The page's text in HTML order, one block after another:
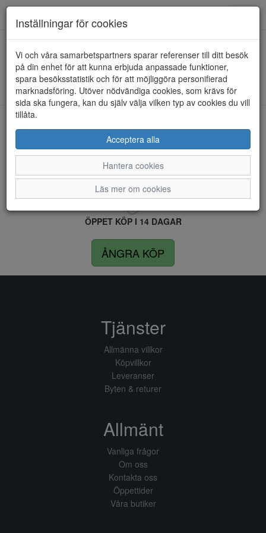
HEM RIEKER SPORT
Kunde inte hitta några artiklar...
LEVERANS INOM 4 DAGAR INOM SVERIGE
FRI FRAKT VID KÖP ÖVER 1.500 KR
ÖPPET KÖP I 14 DAGAR
ÅNGRA KÖP
Inställningar för cookies
Vi och våra samarbetspartners sparar referenser till ditt besök
på din enhet för att kunna erbjuda anpassade funktioner,
spara besöksstatistik och för att möjliggöra personifierad
marknadsföring. Utöver nödvändiga cookies, som krävs för
sida ska fungera, kan du själv välja vilken typ av cookies du vill
tillåta.
Acceptera alla
Hantera cookies
Läs mer om cookies
Tjänster
Allmänna villkor
Köpvillkor
Leveranser
Byten & returer
Allmänt
Vanliga frågor
Om oss
Kontakta oss
Öppettider
Våra butiker